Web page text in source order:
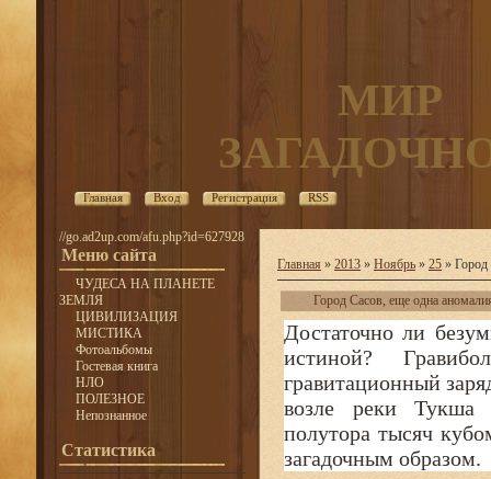
МИР
Главная Вход Регистрация RSS
//go.ad2up.com/afu.php?id=627928
Меню сайта
ЧУДЕСА НА ПЛАНЕТЕ
ЗЕМЛЯ
ЦИВИЛИЗАЦИЯ
МИСТИКА
Фотоальбомы
Гостевая книга
НЛО
ПОЛЕЗНОЕ
Непознанное
Статистика
Главная » 2013 » Ноябрь » 25 » Город
Город Сасов, еще одна
Достаточно ли
истиной?
гравитационный
возле реки Тукша
полутора тысяч
загадочным образом.